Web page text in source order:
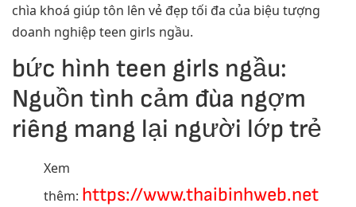
chìa khoá giúp tôn lên vẻ đẹp tối đa của biệu tượng
doanh nghiệp teen girls ngầu.
bức hình teen girls ngầu:
Nguồn tình cảm đùa ngợm
riêng mang lại người lớp trẻ
Xem
thêm: https://www.thaibinhweb.net